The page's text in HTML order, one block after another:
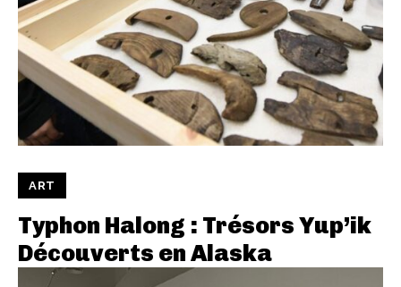
ART
Typhon Halong : Trésors Yup’ik
Découverts en Alaska